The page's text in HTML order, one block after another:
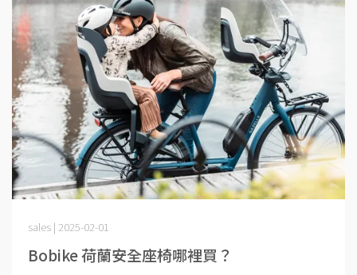
Bobike 荷蘭安全座椅哪裡買？
sales | 2025-02-01